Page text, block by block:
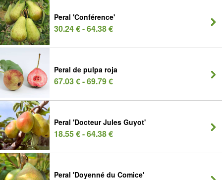
Peral 'Conférence'
30.24 € - 64.38 €
Peral de pulpa roja
67.03 € - 69.79 €
Peral 'Docteur Jules Guyot'
18.55 € - 64.38 €
Peral 'Doyenné du Comice'